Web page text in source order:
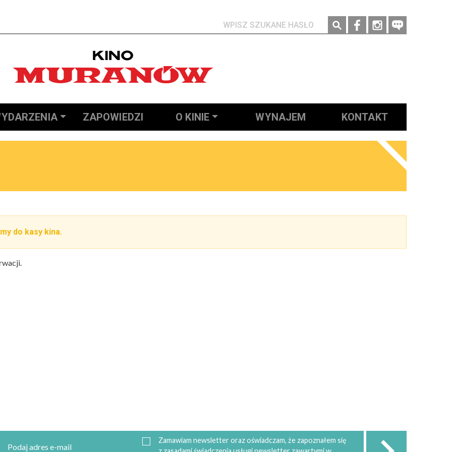
Social media
ZAPOWIEDZI O KINIE WYNAJEM KONTAKT
do kasy kina.
Zamawiam newsletter oraz oświadczam, że zapoznałem się